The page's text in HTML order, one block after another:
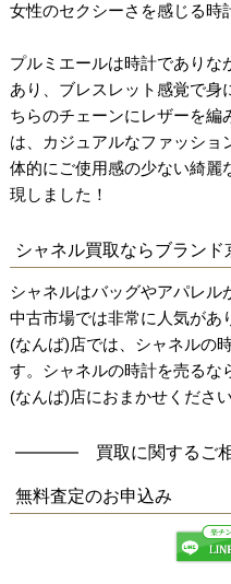
女性のセクシーさを感じる時
プルミエールは時計でありな
あり、ブレスレット感覚で身
ちらのチェーンにレザーを編
は、カジュアルなファッショ
体的にご使用感の少ない綺麗
現しました！
シャネル買取ならブラン
シャネルはバッグやアパレル
中古市場では非常に人気があ
(なんば)店では、シャネルの
す。シャネルの時計を売るな
(なんば)店におまかせください
買取に関するご
無料査定のお申込み